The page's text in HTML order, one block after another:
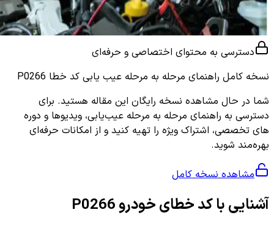
دسترسی به محتوای اختصاصی و حرفه‌ای
نسخه کامل راهنمای مرحله به مرحله عیب یابی کد خطا P0266
شما در حال مشاهده نسخه رایگان این مقاله هستید. برای
دسترسی به راهنمای مرحله به مرحله عیب‌یابی، ویدیوها و دوره
های تخصصی، اشتراک ویژه را تهیه کنید و از امکانات حرفه‌ای
بهره‌مند شوید.
مشاهده نسخه کامل
آشنایی با کد خطای خودرو P0266